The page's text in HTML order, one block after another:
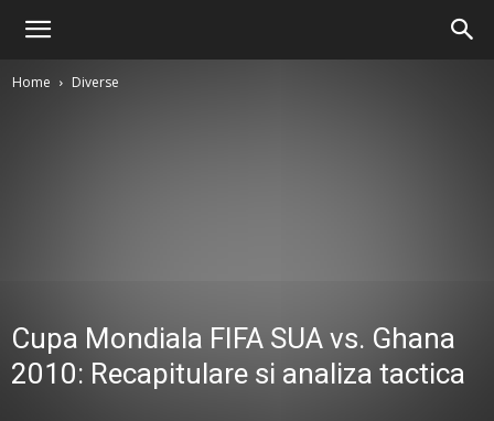
Home Diverse
Cupa Mondiala FIFA SUA vs. Ghana
2010: Recapitulare si analiza tactica